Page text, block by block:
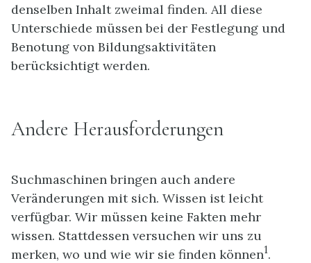
denselben Inhalt zweimal finden. All diese
Unterschiede müssen bei der Festlegung und
Benotung von Bildungsaktivitäten
berücksichtigt werden.
Andere Herausforderungen
Suchmaschinen bringen auch andere
Veränderungen mit sich. Wissen ist leicht
verfügbar. Wir müssen keine Fakten mehr
wissen. Stattdessen versuchen wir uns zu
merken, wo und wie wir sie finden können1.